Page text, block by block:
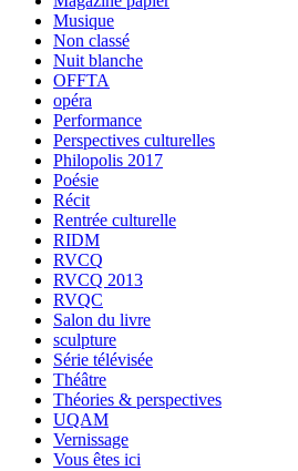
Musique
Non classé
Nuit blanche
OFFTA
opéra
Performance
Perspectives culturelles
Philopolis 2017
Poésie
Récit
Rentrée culturelle
RIDM
RVCQ
RVCQ 2013
RVQC
Salon du livre
sculpture
Série télévisée
Théâtre
Théories & perspectives
UQAM
Vernissage
Vous êtes ici